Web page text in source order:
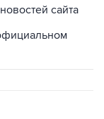
сайта